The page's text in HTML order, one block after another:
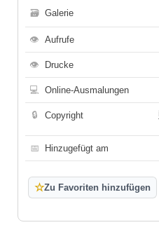
🗃 Galerie
👁 Aufrufe
👁 Drucke
💻 Online-Ausmalungen
🔒 Copyright
📅 Hinzugefügt am
☆Zu Favoriten hinzufügen